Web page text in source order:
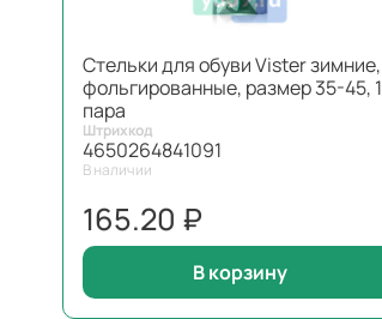
Стельки для обуви Vister зимние,
фольгированные, размер 35-45, 1
пара
Штрихкод
4650264841091
В наличии
165.20 ₽
В корзину